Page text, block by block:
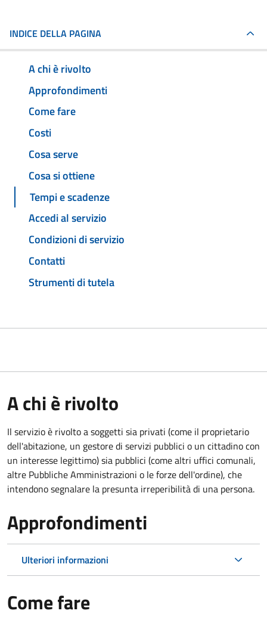
INDICE DELLA PAGINA
A chi è rivolto
Approfondimenti
Come fare
Costi
Cosa serve
Cosa si ottiene
Tempi e scadenze
Accedi al servizio
Condizioni di servizio
Contatti
Strumenti di tutela
A chi è rivolto
Il servizio è rivolto a soggetti sia privati (come il proprietario
dell'abitazione, un gestore di servizi pubblici o un cittadino con
un interesse legittimo) sia pubblici (come altri uffici comunali,
altre Pubbliche Amministrazioni o le forze dell'ordine), che
intendono segnalare la presunta irreperibilità di una persona.
Approfondimenti
Ulteriori informazioni
Come fare